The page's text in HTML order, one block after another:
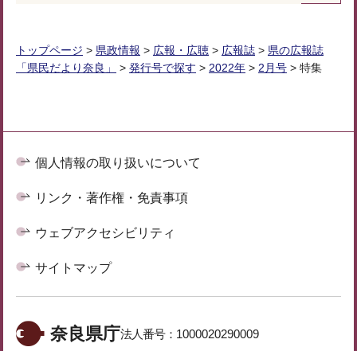
トップページ > 県政情報 > 広報・広聴 > 広報誌 > 県の広報誌
「県民だより奈良」
> 発行号で探す > 2022年 > 2月号 > 特集
個人情報の取り扱いについて
リンク・著作権・免責事項
ウェブアクセシビリティ
サイトマップ
奈良県庁法人番号： 1000020290009